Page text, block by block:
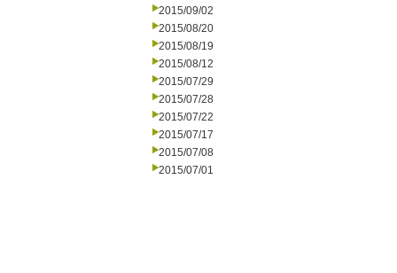
2015/09/02
2015/08/20
2015/08/19
2015/08/12
2015/07/29
2015/07/28
2015/07/22
2015/07/17
2015/07/08
2015/07/01